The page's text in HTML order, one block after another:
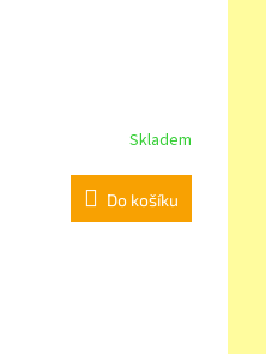
Skladem
Do košíku